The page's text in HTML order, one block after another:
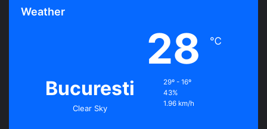
Weather
Bucuresti
Clear Sky
28 ℃
29º - 16º
43%
1.96 km/h